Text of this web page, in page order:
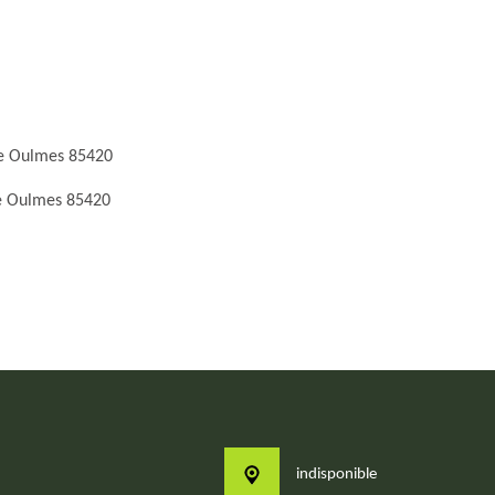
Oulmes 85420
Oulmes 85420
indisponible